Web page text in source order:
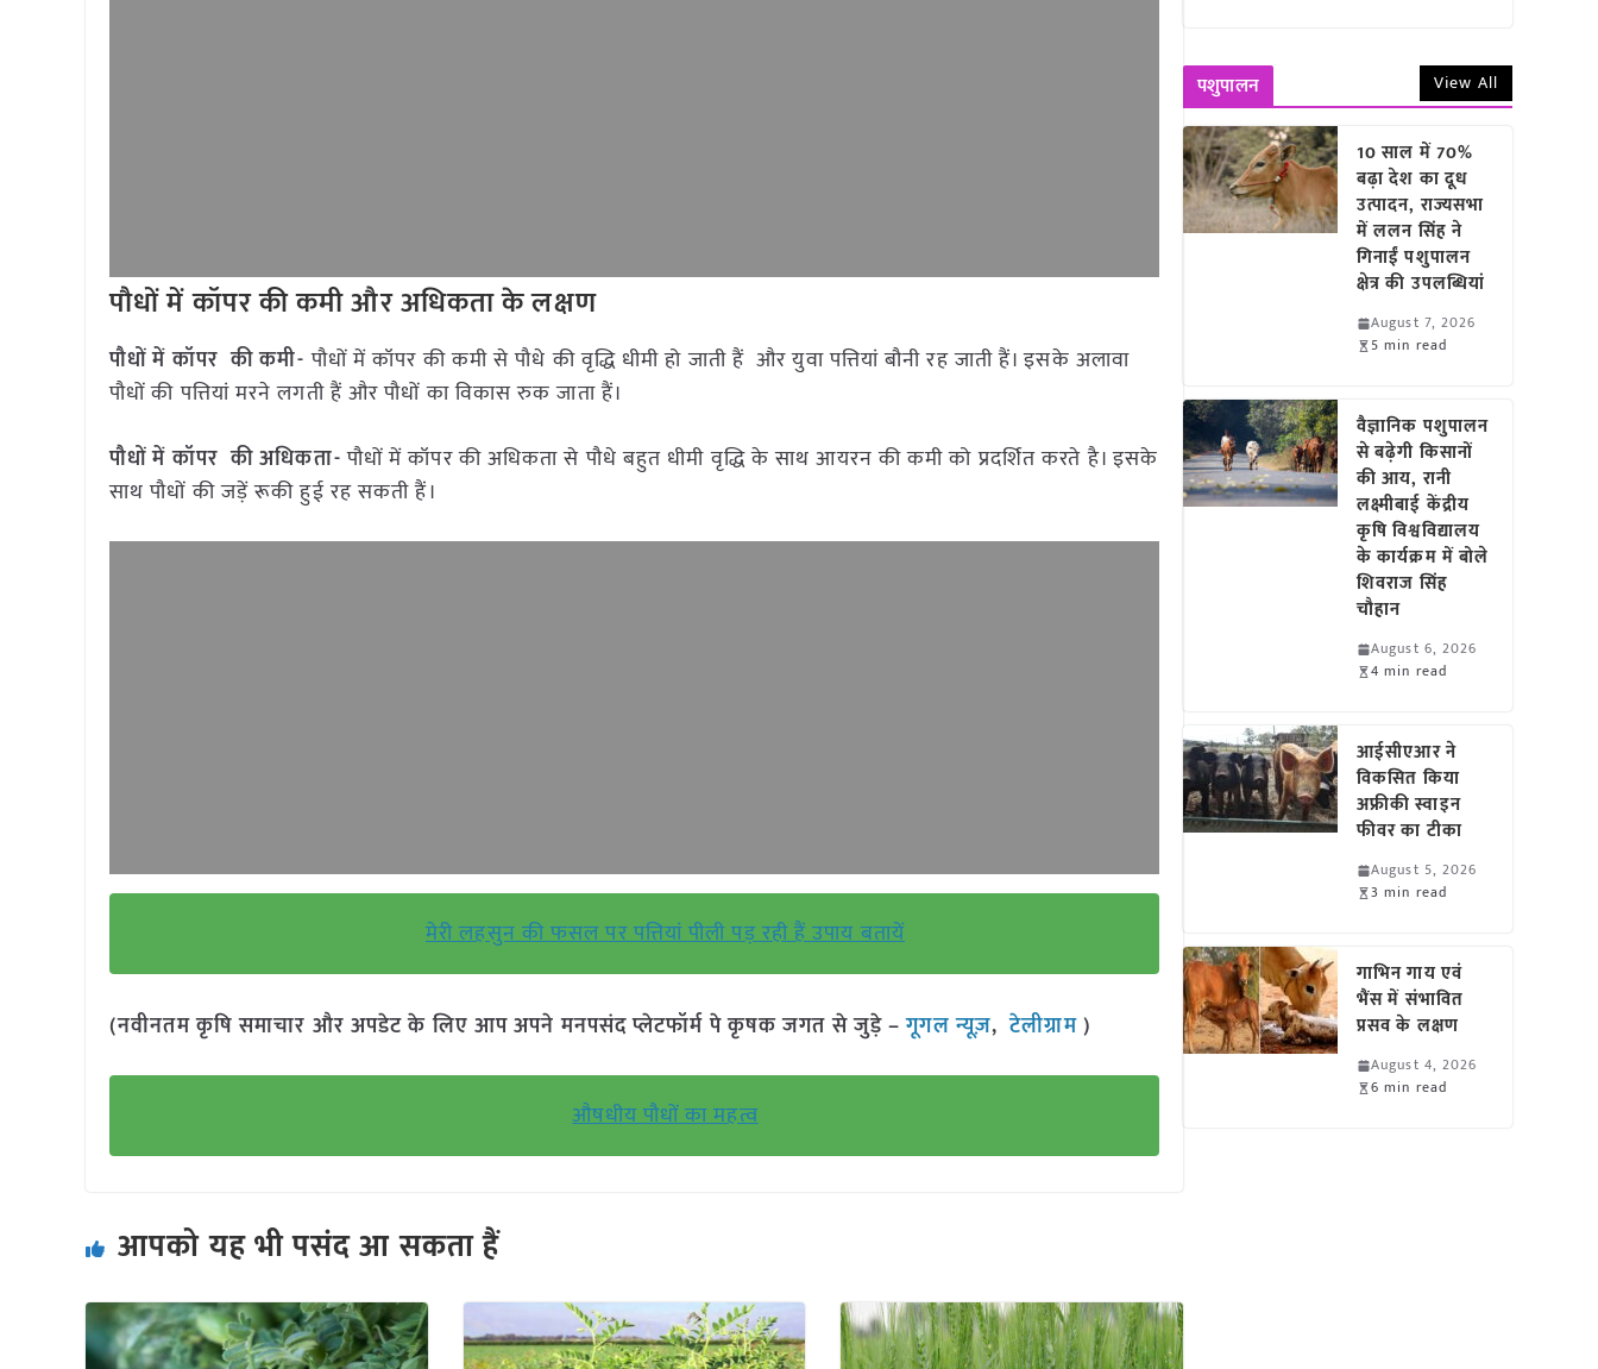
पौधों में कॉपर की कमी और अधिकता के लक्षण
पौधों में कॉपर की कमी-पौधों में कॉपर की कमी से पौधे की वृद्धि धीमी हो जाती हैं और युवा पत्तियां बौनी रह जाती हैं। इसके अलावा
पौधों की पत्तियां मरने लगती हैं और पौधों का विकास रुक जाता हैं।
पौधों में कॉपर की अधिकता-पौधों में कॉपर की अधिकता से पौधे बहुत धीमी वृद्धि के साथ आयरन की कमी को प्रदर्शित करते है। इसके
साथ पौधों की जड़ें रूकी हुई रह सकती हैं।
मेरी लहसुन की फसल पर पत्तियां पीली पड़ रही हैं उपाय बतायें
(नवीनतम कृषि समाचार और अपडेट के लिए आप अपने मनपसंद प्लेटफॉर्म पे कृषक जगत से जुड़े –गूगल न्यूज़,टेलीग्राम)
औषधीय पौधों का महत्व
आपको यह भी पसंद आ सकता हैं
पशुपालन View All
10 साल में 70%
बढ़ा देश का दूध
उत्पादन, राज्यसभा
में ललन सिंह ने
गिनाईं पशुपालन
क्षेत्र की उपलब्धियां
August 7, 2026
5 min read
वैज्ञानिक पशुपालन
से बढ़ेगी किसानों
की आय, रानी
लक्ष्मीबाई केंद्रीय
कृषि विश्वविद्यालय
के कार्यक्रम में बोले
शिवराज सिंह
चौहान
August 6, 2026
4 min read
आईसीएआर ने
विकसित किया
अफ्रीकी स्वाइन
फीवर का टीका
August 5, 2026
3 min read
गाभिन गाय एवं
भैंस में संभावित
प्रसव के लक्षण
August 4, 2026
6 min read